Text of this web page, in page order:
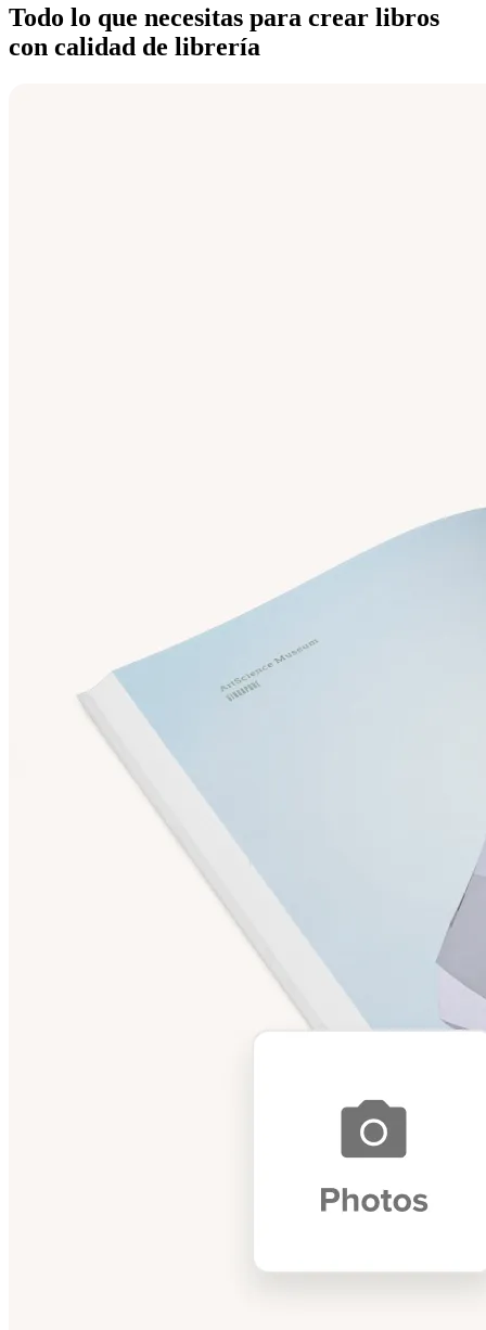
Todo lo que necesitas para crear libros
con calidad de librería